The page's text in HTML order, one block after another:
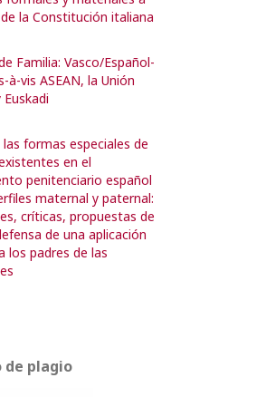
la Constitución italiana
Familia: Vasco/Español-
à-vis ASEAN, la Unión
las formas especiales de
en el
penitenciario español
maternal y paternal:
críticas, propuestas de
de una aplicación
los padres de las
de plagio